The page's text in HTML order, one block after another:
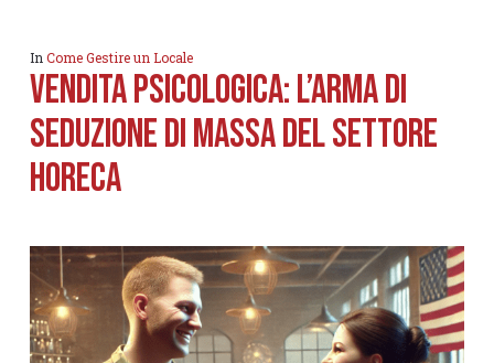
InCome Gestire un Locale
Vendita psicologica: l’arma di
seduzione DI MASSA del settore
horeca